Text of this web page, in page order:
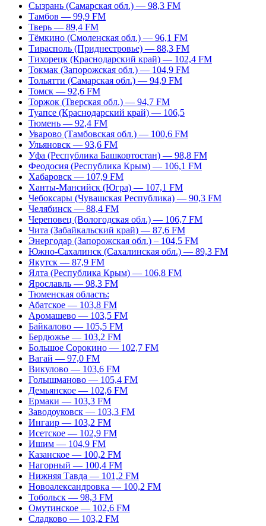
Сызрань (Самарская обл.) — 98,3 FM
Тамбов — 99,9 FM
Тверь — 89,4 FM
Тёмкино (Смоленская обл.) — 96,1 FM
Тирасполь (Приднестровье) — 88,3 FM
Тихорецк (Краснодарский край) — 102,4 FM
Токмак (Запорожская обл.) — 104,9 FM
Тольятти (Самарская обл.) — 94,9 FM
Томск — 92,6 FM
Торжок (Тверская обл.) — 94,7 FM
Туапсе (Краснодарский край) — 106,5
Тюмень — 92,4 FM
Уварово (Тамбовская обл.) — 100,6 FM
Ульяновск — 93,6 FM
Уфа (Республика Башкортостан) — 98,8 FM
Феодосия (Республика Крым) — 106,1 FM
Хабаровск — 107,9 FM
Ханты-Мансийск (Югра) — 107,1 FM
Чебоксары (Чувашская Республика) — 90,3 FM
Челябинск — 88,4 FM
Череповец (Вологодская обл.) — 106,7 FM
Чита (Забайкальский край) — 87,6 FM
Энергодар (Запорожская обл.) – 104,5 FM
Южно-Сахалинск (Сахалинская обл.) — 89,3 FM
Якутск — 87,9 FM
Ялта (Республика Крым) — 106,8 FM
Ярославль — 98,3 FM
Тюменская область:
Абатское — 103,8 FM
Аромашево — 103,5 FM
Байкалово — 105,5 FM
Бердюжье — 103,2 FM
Большое Сорокино — 102,7 FM
Вагай — 97,0 FM
Викулово — 103,6 FM
Голышманово — 105,4 FM
Демьянское — 102,6 FM
Ермаки — 103,3 FM
Заводоуковск — 103,3 FM
Ингаир — 103,2 FM
Исетское — 102,9 FM
Ишим — 104,9 FM
Казанское — 100,2 FM
Нагорный — 100,4 FM
Нижняя Тавда — 101,2 FM
Новоалександровка — 100,2 FM
Тобольск — 98,3 FM
Омутинское — 102,6 FM
Сладково — 103,2 FM